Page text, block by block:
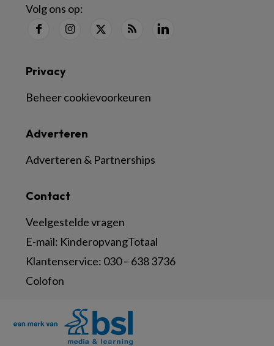
Volg ons op:
Contact
Veelgestelde vragen
E-mail: KinderopvangTotaal
Klantenservice: 030 – 638 3736
Colofon
Adverteren
Adverteren & Partnerships
Privacy
Beheer cookievoorkeuren